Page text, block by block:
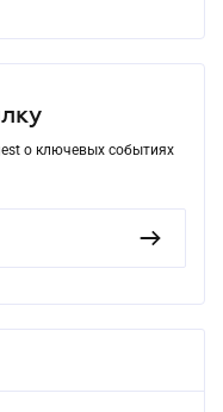
о ключевых событиях